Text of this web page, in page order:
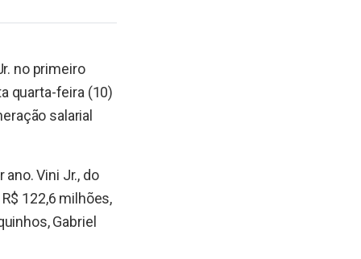
no primeiro
quarta-feira (10)
salarial
Vini Jr., do
122,6 milhões,
Gabriel